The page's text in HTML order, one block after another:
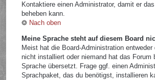
Kontaktiere einen Administrator, damit er
beheben kann.
Nach oben
Meine Sprache steht auf diesem Board
Meist hat die Board-Administration entweder
nicht installiert oder niemand hat das Forum
Sprache übersetzt. Frage ggf. einen
Sprachpaket, das du benötigst, installieren